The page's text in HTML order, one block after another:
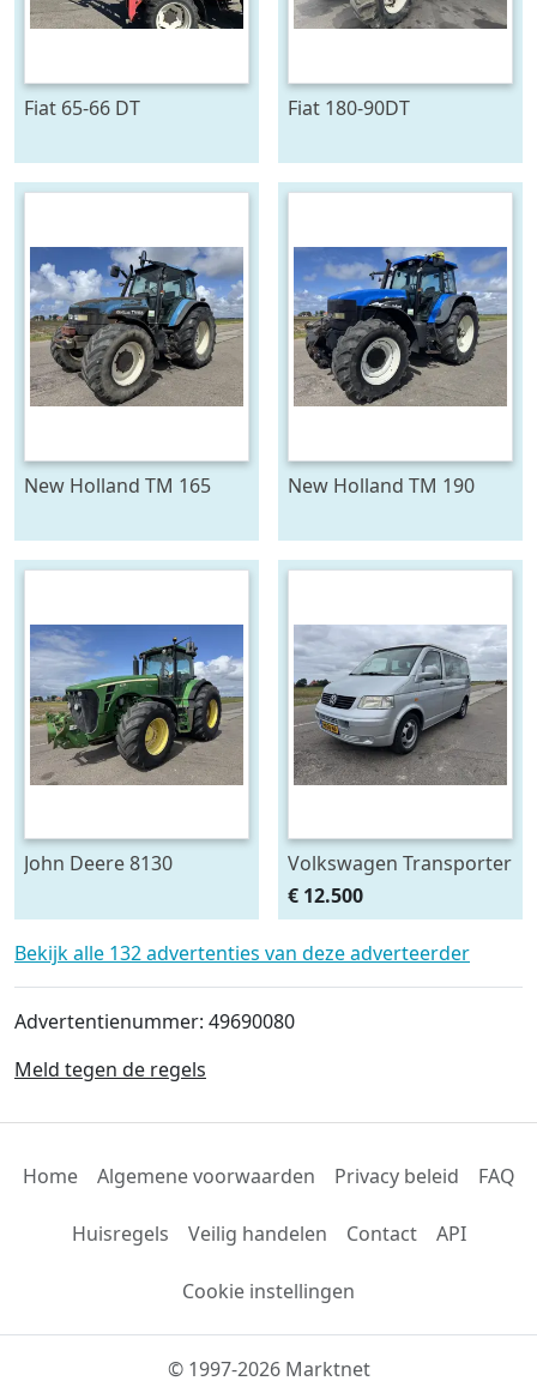
Fiat 65-66 DT Fiat 180-90DT
New Holland TM 165 New Holland TM 190
John Deere 8130
Volkswagen Transporter
Camper 2.5 TDI
€ 12.500
Bekijk alle 132 advertenties van deze adverteerder
Advertentienummer: 49690080
Meld tegen de regels
Home Algemene voorwaarden Privacy beleid FAQ
Huisregels Veilig handelen Contact API
Cookie instellingen
© 1997-2026 Marktnet